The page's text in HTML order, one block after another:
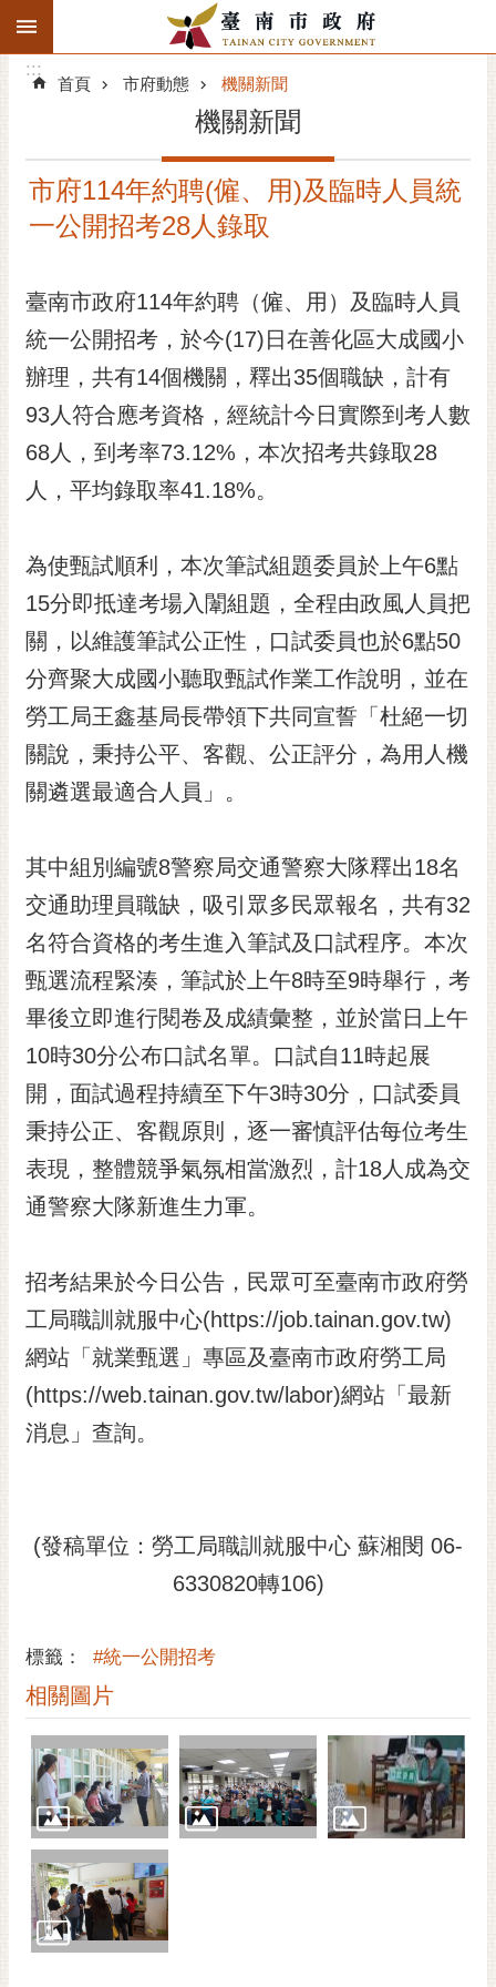
跳到主要內容區塊
搜
階
精彩府城
市府團隊
主題服務
市政資訊
市民互動
偉
哲
光
花
泉
桐
花
祭
站
導
覽
訂
閱
RSS
訂
閱
電
子
報
市
箱
English
日
本
及
策
網
站
資
料
開
放
宣
告
市
府
:::
:::
首頁 市府動態 機關新聞
機關新聞
市府114年約聘(僱、用)及臨時人員統
一公開招考28人錄取
臺南市政府114年約聘（僱、用）及臨時人員
統一公開招考，於今(17)日在善化區大成國小
辦理，共有14個機關，釋出35個職缺，計有
93人符合應考資格，經統計今日實際到考人數
68人，到考率73.12%，本次招考共錄取28
人，平均錄取率41.18%。
為使甄試順利，本次筆試組題委員於上午6點
15分即抵達考場入闈組題，全程由政風人員把
關，以維護筆試公正性，口試委員也於6點50
分齊聚大成國小聽取甄試作業工作說明，並在
勞工局王鑫基局長帶領下共同宣誓「杜絕一切
關說，秉持公平、客觀、公正評分，為用人機
關遴選最適合人員」。
其中組別編號8警察局交通警察大隊釋出18名
交通助理員職缺，吸引眾多民眾報名，共有32
名符合資格的考生進入筆試及口試程序。本次
甄選流程緊湊，筆試於上午8時至9時舉行，考
畢後立即進行閱卷及成績彙整，並於當日上午
10時30分公布口試名單。口試自11時起展
開，面試過程持續至下午3時30分，口試委員
秉持公正、客觀原則，逐一審慎評估每位考生
表現，整體競爭氣氛相當激烈，計18人成為交
通警察大隊新進生力軍。
招考結果於今日公告，民眾可至臺南市政府勞
工局職訓就服中心(https://job.tainan.gov.tw)
網站「就業甄選」專區及臺南市政府勞工局
(https://web.tainan.gov.tw/labor)網站「最新
消息」查詢。
(發稿單位：勞工局職訓就服中心 蘇湘閔 06-
6330820轉106)
標籤： #統一公開招考
相關圖片